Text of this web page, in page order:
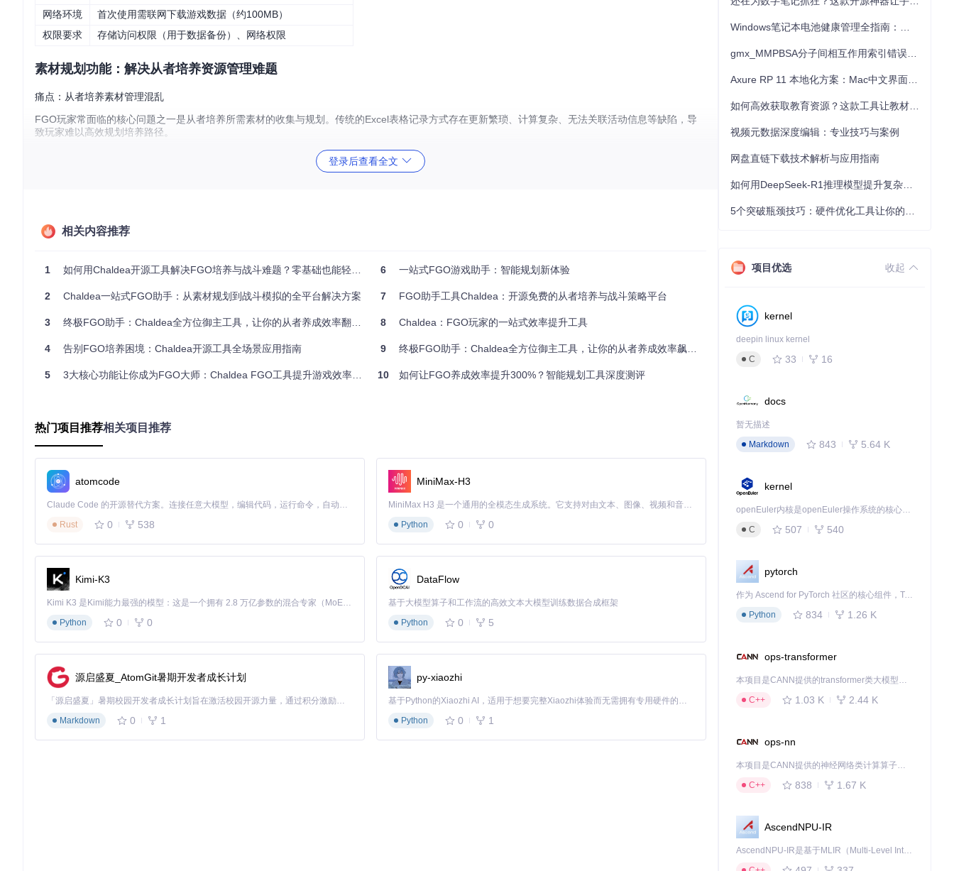
网络环境
首次使用需联网下载游戏数据（约100MB）
权限要求
存储访问权限（用于数据备份）、网络权限
素材规划功能：解决从者培养资源管理难题
痛点：从者培养素材管理混乱
FGO玩家常面临的核心问题之一是从者培养所需素材的收集与规划。传统的Excel表格记录方式存在更新繁琐、计算复杂、无法关联活动信息等缺陷，导
致玩家难以高效规划培养路径。
图1：Chaldea应用图标 - FGO素材规划与战斗模拟工具
启动Chaldea应用，在主界面点击"Chaldeas规划器"模块
点击右上角"+"按钮添加从者，通过搜索框快速定位目标从者
选择从者后，设置目标等级、技能等级和宝具等级
点击"保存规划"按钮存储当前配置
[!NOTE] 规划数据将自动保存在本地数据库，支持随时修改和调整。
批量规划：长按从者卡片进入多选模式，可同时规划多个从者的培养路径
常见误区
传统解决方案
手动记录素材数量，易出错
自动同步游戏数据，实时更新素材状态
无法预测未来活动素材获取
战斗模拟功能：攻克高难度副本的战术分析工具
痛点：高难副本战斗策略制定困难
面对FGO中的高难度副本，玩家往往需要反复尝试不同的队伍配置和战术策略，不仅消耗大量体力，还难以系统分析各因素对战斗结果的影响。
方案：Laplace战斗模拟器
Chaldea的Laplace战斗模拟器提供了完整的战斗环境模拟功能，允许玩家在不消耗游戏资源的情况下测试各种战术配置，优化战斗策略。
基础操作
在主界面选择"Laplace战斗模拟器"模块
从预设副本列表中选择目标副本或创建自定义副本
配置敌方阵容：设置敌人属性、血量、技能和行动模式
点击"开始模拟"按钮，观察战斗过程并记录关键节点
登录后查看全文
相关内容推荐
1 如何用Chaldea开源工具解决FGO培养与战斗难题？零基础也能轻松上手
2 Chaldea一站式FGO助手：从素材规划到战斗模拟的全平台解决方案
3 终极FGO助手：Chaldea全方位御主工具，让你的从者养成效率翻倍！
4 告别FGO培养困境：Chaldea开源工具全场景应用指南
5 3大核心功能让你成为FGO大师：Chaldea FGO工具提升游戏效率全指南
6 一站式FGO游戏助手：智能规划新体验
7 FGO助手工具Chaldea：开源免费的从者培养与战斗策略平台
8 Chaldea：FGO玩家的一站式效率提升工具
9 终极FGO助手：Chaldea全方位御主工具，让你的从者养成效率飙升！
10 如何让FGO养成效率提升300%？智能规划工具深度测评
热门项目推荐相关项目推荐
atomcode
Claude Code 的开源替代方案。连接任意大模型，编辑代码，运行命令，自动验证 — 全自动执行。用 Rust 构建，极致性能。 ｜ An open-source alternative to Claude Code. Connect any LLM, edit code, run commands, and verify changes — autonomously. Built in Rust for speed. Get Started
Rust
0 538
MiniMax-H3
MiniMax H3 是一个通用的全模态生成系统。它支持对由文本、图像、视频和音频组成的多模态上下文进行统一理解，并能生成分辨率高达 2K、时长可达 15 秒的带原生立体声音频的视频。得益于面向任务泛化的系统设计，H3 在预训练阶段就已具备广泛的多模态上下文理解与生成能力，能够出色地执行复杂的多模态指令。
Python
0 0
Kimi-K3
Kimi K3 是Kimi能力最强的模型：这是一个拥有 2.8 万亿参数的混合专家（MoE）模型，具备原生视觉理解能力，并支持 100 万 token 的上下文窗口。
Python
0 0
DataFlow
基于大模型算子和工作流的高效文本大模型训练数据合成框架
Python
0 5
源启盛夏_AtomGit暑期开发者成长计划
「源启盛夏」暑期校园开发者成长计划旨在激活校园开源力量，通过积分激励、认证扶持、资源倾斜等形式，引导高校组织和开发者完成「入驻 — 建项目 — 做贡献 — 获认证 — 得资源」的完整闭环。无论你是想带领社团入驻平台的组织者，还是希望用代码贡献证明自己的开发者，都能在这里找到属于你的成长路径。
Markdown
0 1
py-xiaozhi
基于Python的Xiaozhi AI，适用于想要完整Xiaozhi体验而无需拥有专用硬件的用户。
Python
0 1
视频元数据深度编辑：专业技巧与案例
网盘直链下载技术解析与应用指南
项目优选 收起
kernel
deepin linux kernel
C
33 16
docs
暂无描述
Markdown
843 5.64 K
kernel
openEuler内核是openEuler操作系统的核心，既是系统性能与稳定性的基石，也是连接处理器、设备与服务的桥梁。
C
507 540
pytorch
作为 Ascend for PyTorch 社区的核心组件，TorchNPU 是昇腾专为 PyTorch 打造的深度学习适配插件，使 PyTorch 框架能够直接调用昇腾 NPU，为开发者提供昇腾 AI 处理器的超强算力。
Python
834 1.26 K
ops-transformer
本项目是CANN提供的transformer类大模型算子库，实现网络在NPU上加速计算。
C++
1.03 K 2.44 K
ops-nn
本项目是CANN提供的神经网络类计算算子库，实现网络在NPU上加速计算。
C++
838 1.67 K
AscendNPU-IR
AscendNPU-IR是基于MLIR（Multi-Level Intermediate Representation）构建的，面向昇腾亲和算子编译时使用的中间表示，提供昇腾完备表达能力，通过编译优化提升昇腾AI处理器计算效率，支持通过生态框架使能昇腾AI处理器与深度调优